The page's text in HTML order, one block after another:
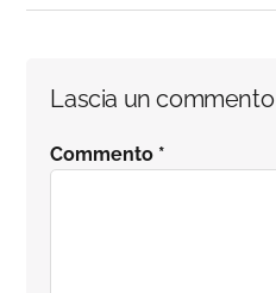
Interazioni
del
Lascia un commento
Commento *